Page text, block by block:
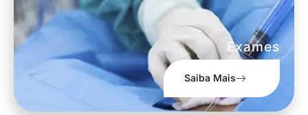
Exames
Saiba Mais